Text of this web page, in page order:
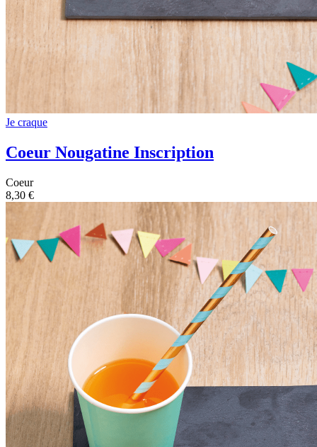
Je craque
Coeur Nougatine Inscription
Coeur
8,30 €